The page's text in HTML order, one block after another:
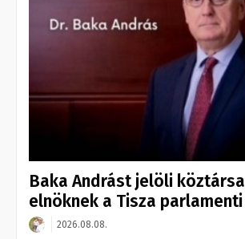
Baka Andrást jelöli
elnöknek a Tisza
2026.08.08.